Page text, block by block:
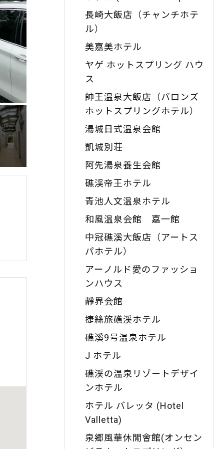
Hotel)
長崎大飯店（チャンチホテ
ル）
美嘉美ホテル
ヤゲ ホットスプリング ハウ
ス
帥王温泉大飯店（バロンズ
ホットスプリングホテル）
湯城日式温泉会館
凱城別荘
阿先湯泉養生会館
礁渓帝王ホテル
青池人文温泉ホテル
和風温泉会館 嘉一館
中冠礁溪大飯店（アートス
パホテル）
アーノルド愛のファッショ
ンハウス
靜界会館
捷絲旅礁渓ホテル
礁溪9号温泉ホテル
J ホテル
礁渓の温泉リゾートデザイ
ンホテル
ホテル バレッタ (Hotel
Valletta)
泉郷風華休閒會館(オンセン